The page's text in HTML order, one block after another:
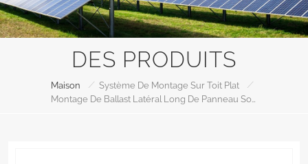
DES PRODUITS
Maison / Système De Montage Sur Toit Plat
/